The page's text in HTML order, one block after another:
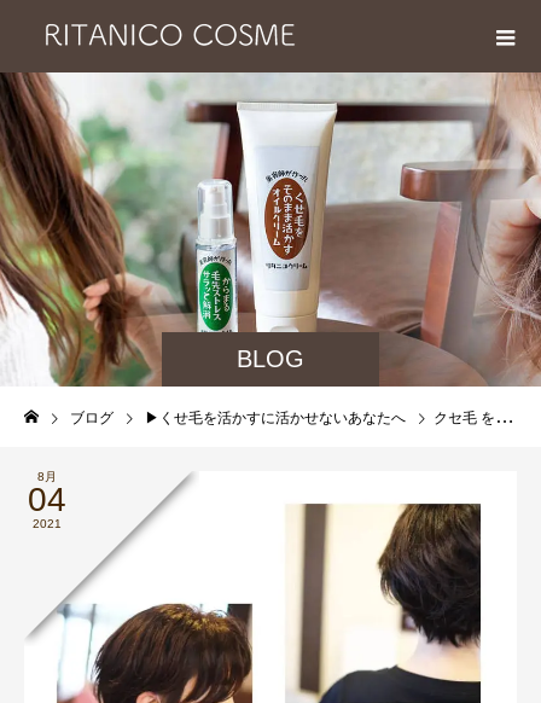
BLOG
ブログ ▶︎くせ毛を活かすに活かせないあなたへ クセ毛 を短くしたいけど 、手入れが大変だから！と言われ短くしてもらえません… について
8月
04
2021